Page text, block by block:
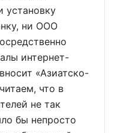
установку
ни ООО
интернет-
«Азиатско-
что в
не так
бы непросто